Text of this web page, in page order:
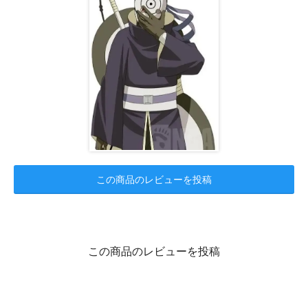
この商品のレビューを投稿
この商品のレビューを投稿